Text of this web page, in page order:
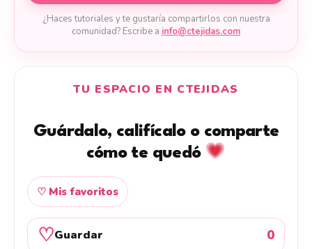
¿Haces tutoriales y te gustaría compartirlos con nuestra
comunidad? Escribe a info@ctejidas.com
TU ESPACIO EN CTEJIDAS
Guárdalo, califícalo o comparte
cómo te quedó
♡ Mis favoritos
♡Guardar 0